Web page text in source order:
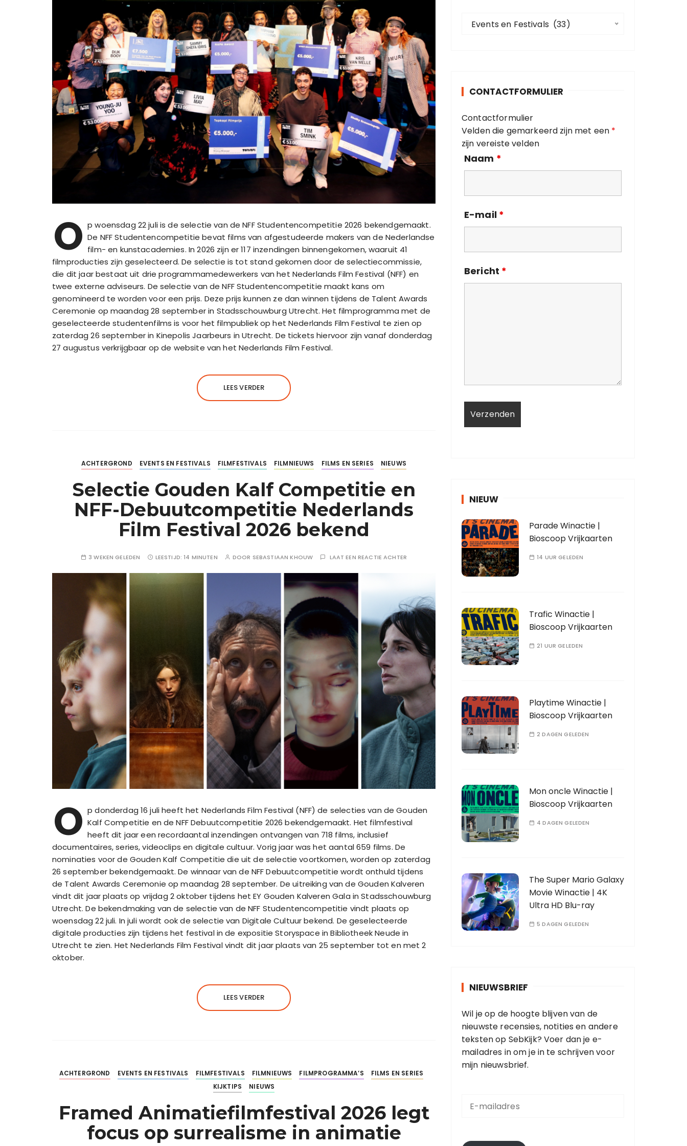
O p woensdag 22 juli is de selectie van de NFF Studentencompetitie 2026 bekendgemaakt.
De NFF Studentencompetitie bevat films van afgestudeerde makers van de Nederlandse
film- en kunstacademies. In 2026 zijn er 117 inzendingen binnengekomen, waaruit 41
filmproducties zijn geselecteerd. De selectie is tot stand gekomen door de selectiecommissie,
die dit jaar bestaat uit drie programmamedewerkers van het Nederlands Film Festival (NFF) en
twee externe adviseurs. De selectie van de NFF Studentencompetitie maakt kans om
genomineerd te worden voor een prijs. Deze prijs kunnen ze dan winnen tijdens de Talent Awards
Ceremonie op maandag 28 september in Stadsschouwburg Utrecht. Het filmprogramma met de
geselecteerde studentenfilms is voor het filmpubliek op het Nederlands Film Festival te zien op
zaterdag 26 september in Kinepolis Jaarbeurs in Utrecht. De tickets hiervoor zijn vanaf donderdag
27 augustus verkrijgbaar op de website van het Nederlands Film Festival.
LEES VERDER
ACHTERGROND EVENTS EN FESTIVALS FILMFESTIVALS FILMNIEUWS FILMS EN SERIES NIEUWS
Selectie Gouden Kalf Competitie en
NFF-Debuutcompetitie Nederlands
Film Festival 2026 bekend
3 WEKEN GELEDEN LEESTIJD:14 MINUTEN DOOR SEBASTIAAN KHOUW LAAT EEN REACTIE ACHTER
O p donderdag 16 juli heeft het Nederlands Film Festival (NFF) de selecties van de Gouden
Kalf Competitie en de NFF Debuutcompetitie 2026 bekendgemaakt. Het filmfestival
heeft dit jaar een recordaantal inzendingen ontvangen van 718 films, inclusief
documentaires, series, videoclips en digitale cultuur. Vorig jaar was het aantal 659 films. De
nominaties voor de Gouden Kalf Competitie die uit de selectie voortkomen, worden op zaterdag
26 september bekendgemaakt. De winnaar van de NFF Debuutcompetitie wordt onthuld tijdens
de Talent Awards Ceremonie op maandag 28 september. De uitreiking van de Gouden Kalveren
vindt dit jaar plaats op vrijdag 2 oktober tijdens het EY Gouden Kalveren Gala in Stadsschouwburg
Utrecht. De bekendmaking van de selectie van de NFF Studentencompetitie vindt plaats op
woensdag 22 juli. In juli wordt ook de selectie van Digitale Cultuur bekend. De geselecteerde
digitale producties zijn tijdens het festival in de expositie Storyspace in Bibliotheek Neude in
Utrecht te zien. Het Nederlands Film Festival vindt dit jaar plaats van 25 september tot en met 2
oktober.
LEES VERDER
ACHTERGROND EVENTS EN FESTIVALS FILMFESTIVALS FILMNIEUWS FILMPROGRAMMA’S
FILMS EN SERIES
KIJKTIPS
NIEUWS
Framed Animatiefilmfestival 2026 legt
focus op surrealisme in animatie
r
e
ë
n
Events en Festivals  (33)
CONTACTFORMULIER
Contactformulier
Velden die gemarkeerd zijn met een *
zijn vereiste velden
Naam *
E-mail *
Bericht *
NIEUW
Parade Winactie |
Bioscoop Vrijkaarten
14 UUR GELEDEN
Trafic Winactie |
Bioscoop Vrijkaarten
21 UUR GELEDEN
Playtime Winactie |
Bioscoop Vrijkaarten
2 DAGEN GELEDEN
Mon oncle Winactie |
Bioscoop Vrijkaarten
4 DAGEN GELEDEN
The Super Mario Galaxy
Movie Winactie | 4K
Ultra HD Blu-ray
5 DAGEN GELEDEN
NIEUWSBRIEF
Wil je op de hoogte blijven van de
nieuwste recensies, notities en andere
teksten op SebKijk? Voer dan je e-
mailadres in om je in te schrijven voor
mijn nieuwsbrief.